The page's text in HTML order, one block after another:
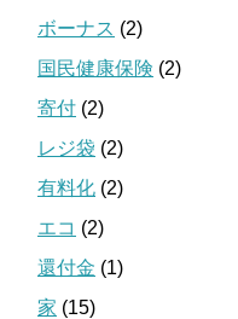
ボーナス (2)
国民健康保険 (2)
寄付 (2)
レジ袋 (2)
有料化 (2)
エコ (2)
還付金 (1)
家 (15)